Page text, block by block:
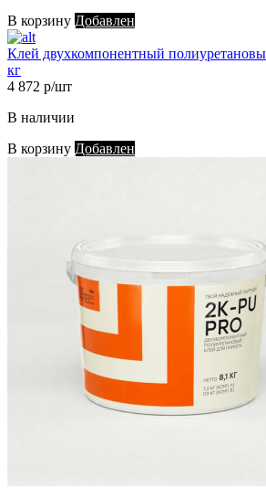
В корзину Добавлен
Клей двухкомпонентный
кг
4 872 р/шт
В наличии
В корзину Добавлен